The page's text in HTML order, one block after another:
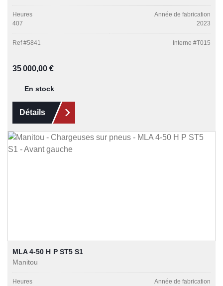
Heures
407
Année de fabrication
2023
Ref #5841 Interne #T015
Prix régulier :
35 000,00 €
En stock
Détails
MLA 4-50 H P ST5 S1
Manitou
Heures
Année de fabrication